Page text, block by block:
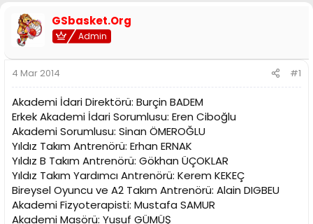
u
y
u
B
a
ş
a
t
a
n
l
a
n
g
a
r
i
h
i
GSbasket.Org
Admin
4 Mar 2014 #1
Akademi İdari Direktörü: Burçin BADEM
Erkek Akademi İdari Sorumlusu: Eren Ciboğlu
Akademi Sorumlusu: Sinan ÖMEROĞLU
Yıldız Takım Antrenörü: Erhan ERNAK
Yıldız B Takım Antrenörü: Gökhan ÜÇOKLAR
Yıldız Takım Yardımcı Antrenörü: Kerem KEKEÇ
Bireysel Oyuncu ve A2 Takım Antrenörü: Alain DIGBEU
Akademi Fizyoterapisti: Mustafa SAMUR
Akademi Masörü: Yusuf GÜMÜŞ